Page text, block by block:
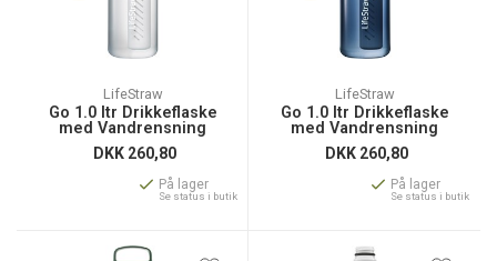
LifeStraw
Go 1.0 ltr Drikkeflaske
med Vandrensning
DKK 260,80
På lager
Se status i butik
LifeStraw
Go 1.0 ltr Drikkeflaske
med Vandrensning
DKK 260,80
På lager
Se status i butik